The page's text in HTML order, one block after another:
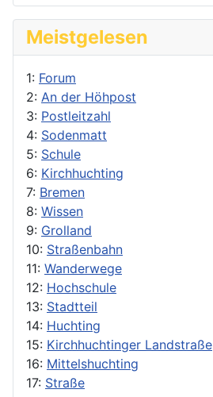
Meistgelesen
1: Forum
2: An der Höhpost
3: Postleitzahl
4: Sodenmatt
5: Schule
6: Kirchhuchting
7: Bremen
8: Wissen
9: Grolland
10: Straßenbahn
11: Wanderwege
12: Hochschule
13: Stadtteil
14: Huchting
15: Kirchhuchtinger Landstraße
16: Mittelshuchting
17: Straße